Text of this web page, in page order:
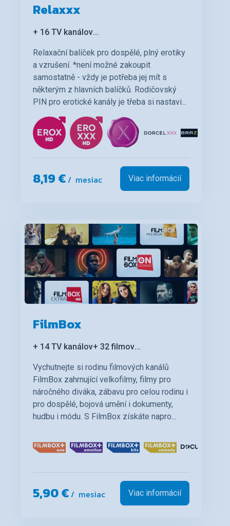
Relaxxx
+ 16 TV kanálov...
Relaxační balíček pro dospělé, plný erotiky
a vzrušení. *není možné zakoupit
samostatně - vždy je potřeba jej mít s
některým z hlavních balíčků. Rodičovský
PIN pro erotické kanály je třeba si nastavi...
8,19 €/ mesiac Viac informácií
FilmBox
+ 14 TV kanálov+ 32 filmov...
Vychutnejte si rodinu filmových kanálů
FilmBox zahrnující velkofilmy, filmy pro
náročného diváka, zábavu pro celou rodinu i
pro dospělé, bojová umění i dokumenty,
hudbu i módu. S FilmBox získáte napro...
5,90 €/ mesiac Viac informácií